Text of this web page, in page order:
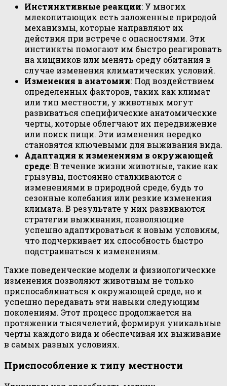
Инстинктивные реакции: У многих
млекопитающих есть заложенные природой
механизмы, которые направляют их
действия при встрече с опасностями. Эти
инстинкты помогают им быстро реагировать
на хищников или менять среду обитания в
случае изменения климатических условий.
Изменения в анатомии: Под воздействием
определенных факторов, таких как климат
или тип местности, у животных могут
развиваться специфические анатомические
черты, которые облегчают их передвижение
или поиск пищи. Эти изменения нередко
становятся ключевыми для выживания вида.
Адаптация к изменениям в окружающей
среде: В течение жизни животные, такие как
грызуны, постоянно сталкиваются с
изменениями в природной среде, будь то
сезонные колебания или резкие изменения
климата. В результате у них развиваются
стратегии выживания, позволяющие
успешно адаптироваться к новым условиям,
что подчеркивает их способность быстро
подстраиваться к изменениям.
Такие поведенческие модели и физиологические
изменения позволяют животным не только
приспосабливаться к окружающей среде, но и
успешно передавать эти навыки следующим
поколениям. Этот процесс продолжается на
протяжении тысячелетий, формируя уникальные
черты каждого вида и обеспечивая их выживание
в самых разных условиях.
Приспособление к типу местности